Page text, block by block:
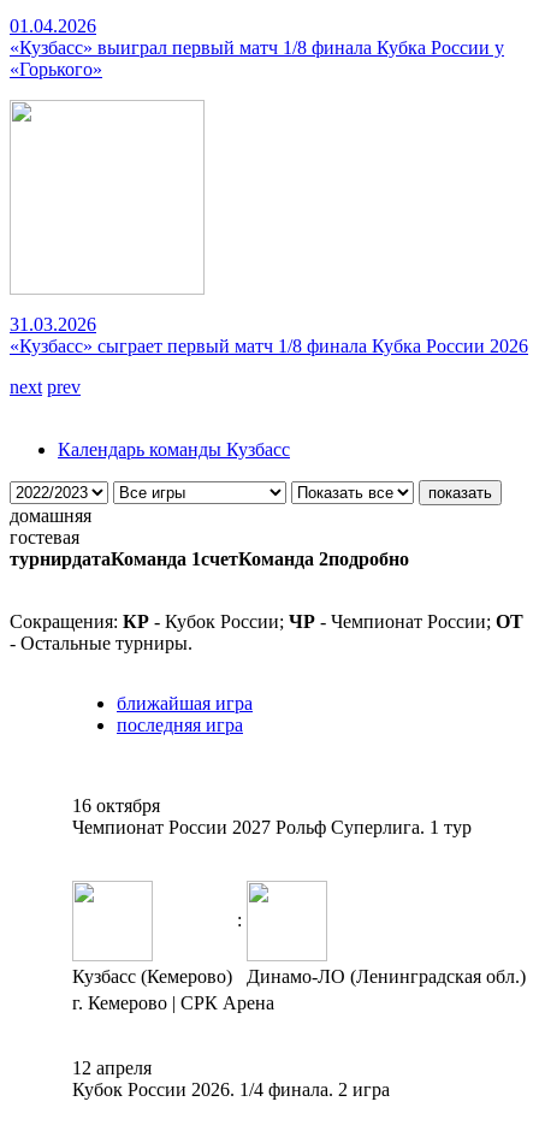
01.04.2026
«Кузбасс» выиграл первый матч 1/8 финала Кубка России у
«Горького»
31.03.2026
«Кузбасс» сыграет первый матч 1/8 финала Кубка России 2026
next prev
Календарь команды Кузбасс
домашняя
гостевая
турнирдатаКоманда 1счетКоманда 2подробно
Сокращения: КР - Кубок России; ЧР - Чемпионат России; ОТ
- Остальные турниры.
ближайшая игра
последняя игра
16 октября
Чемпионат России 2027 Рольф Суперлига. 1 тур
:
Кузбасс (Кемерово)
Динамо-ЛО (Ленинградская обл.)
г. Кемерово | СРК Арена
12 апреля
Кубок России 2026. 1/4 финала. 2 игра